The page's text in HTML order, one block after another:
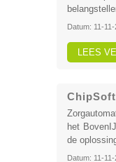
Datum: 11-
LEES
het
de
Datum: 11-